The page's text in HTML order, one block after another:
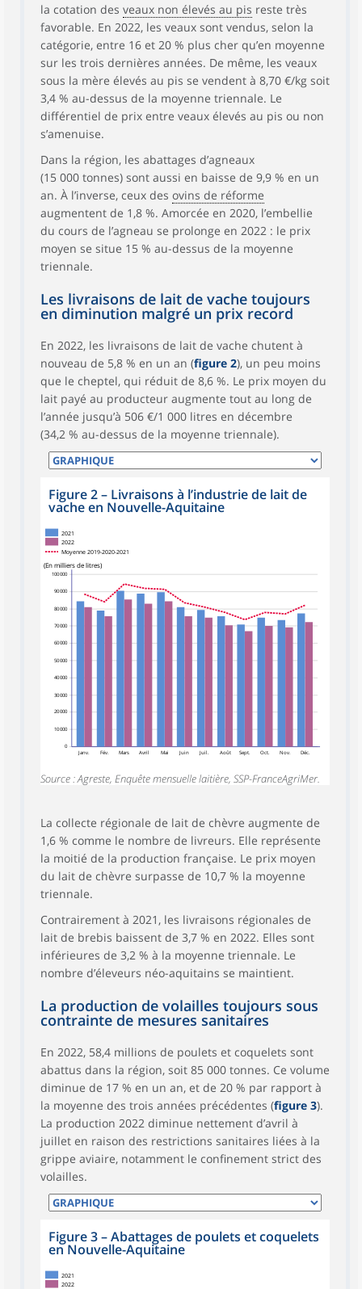
la cotation des veaux non élevés au pis reste très
favorable. En 2022, les veaux sont vendus, selon la
catégorie, entre 16 et 20 % plus cher qu’en moyenne
sur les trois dernières années. De même, les veaux
sous la mère élevés au pis se vendent à 8,70 €/kg soit
3,4 % au-dessus de la moyenne triennale. Le
différentiel de prix entre veaux élevés au pis ou non
s’amenuise.
Dans la région, les abattages d’agneaux
(15 000 tonnes) sont aussi en baisse de 9,9 % en un
an. À l’inverse, ceux des ovins de réforme
augmentent de 1,8 %. Amorcée en 2020, l’embellie
du cours de l’agneau se prolonge en 2022 : le prix
moyen se situe 15 % au-dessus de la moyenne
triennale.
Les livraisons de lait de vache toujours
en diminution malgré un prix record
En 2022, les livraisons de lait de vache chutent à
nouveau de 5,8 % en un an (figure 2), un peu moins
que le cheptel, qui réduit de 8,6 %. Le prix moyen du
lait payé au producteur augmente tout au long de
l’année jusqu’à 506 €/1 000 litres en décembre
(34,2 % au-dessus de la moyenne triennale).
Figure 2– Livraisons à l’industrie de lait de
vache en Nouvelle-Aquitaine
0
10 000
20 000
30 000
40 000
50 000
60 000
70 000
80 000
90 000
100 000
(En milliers de litres)
Janv. Fév. Mars Avril Mai Juin Juil. Août Sept. Oct. Nov. Déc.
2021
2022
Moyenne 2019-2020-2021
Source : Agreste, Enquête mensuelle laitière, SSP-FranceAgriMer.
La collecte régionale de lait de chèvre augmente de
1,6 % comme le nombre de livreurs. Elle représente
la moitié de la production française. Le prix moyen
du lait de chèvre surpasse de 10,7 % la moyenne
triennale.
Contrairement à 2021, les livraisons régionales de
lait de brebis baissent de 3,7 % en 2022. Elles sont
inférieures de 3,2 % à la moyenne triennale. Le
nombre d’éleveurs néo-aquitains se maintient.
La production de volailles toujours sous
contrainte de mesures sanitaires
En 2022, 58,4 millions de poulets et coquelets sont
abattus dans la région, soit 85 000 tonnes. Ce volume
diminue de 17 % en un an, et de 20 % par rapport à
la moyenne des trois années précédentes (figure 3).
La production 2022 diminue nettement d’avril à
juillet en raison des restrictions sanitaires liées à la
grippe aviaire, notamment le confinement strict des
volailles.
Figure 3–Abattages de poulets et coquelets
en Nouvelle-Aquitaine
2021
2022